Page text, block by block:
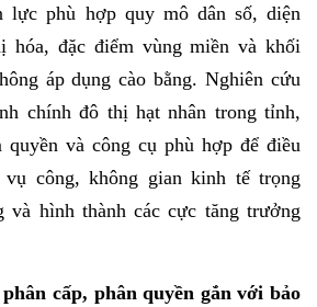
lực phù hợp quy mô dân số, diện
hóa, đặc điểm vùng miền và khối
áp dụng cào bằng. Nghiên cứu
chính đô thị hạt nhân trong tỉnh,
quyền và công cụ phù hợp để điều
công, không gian kinh tế trọng
và hình thành các cực tăng trưởng
cấp, phân quyền gắn với bảo